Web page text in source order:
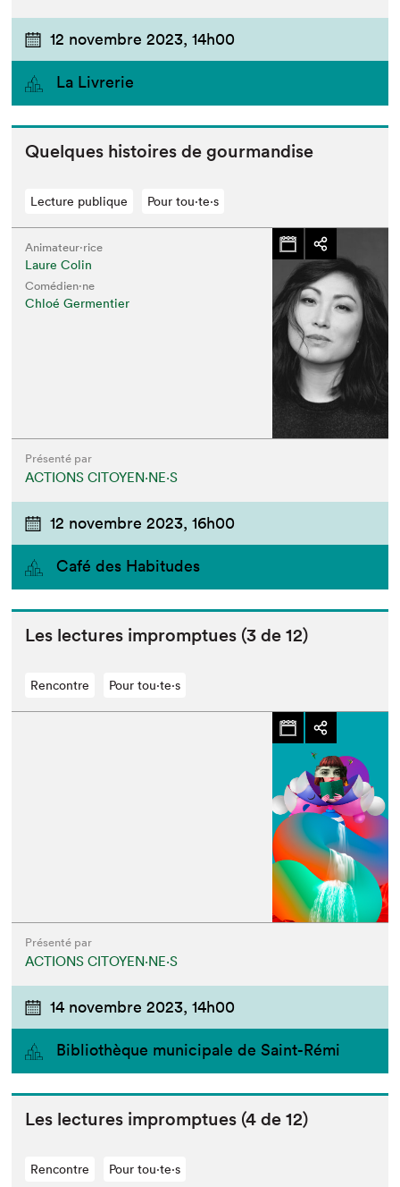
12 novembre 2023, 14h00
La Livrerie
Quelques his­toires de gourmandise
Lecture publique Pour tou⋅te⋅s
Animateur⋅rice
Laure Colin
Comédien·ne
Chloé Germentier
Présenté par
ACTIONS CITOYEN⋅NE⋅S
12 novembre 2023, 16h00
Café des Habitudes
Les lec­tures impromptues (3 de12)
Rencontre Pour tou⋅te⋅s
Présenté par
ACTIONS CITOYEN⋅NE⋅S
14 novembre 2023, 14h00
Bibliothèque municipale de Saint-Rémi
Les lec­tures impromptues (4 de12)
Rencontre Pour tou⋅te⋅s